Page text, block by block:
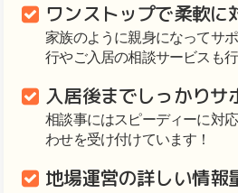
ワンストップで柔軟に
家族のように親身になってサ
行やご入居の相談サービスも
入居後までしっかりサ
相談事にはスピーディーに対
わせを受け付けています！
地場運営の詳しい情報